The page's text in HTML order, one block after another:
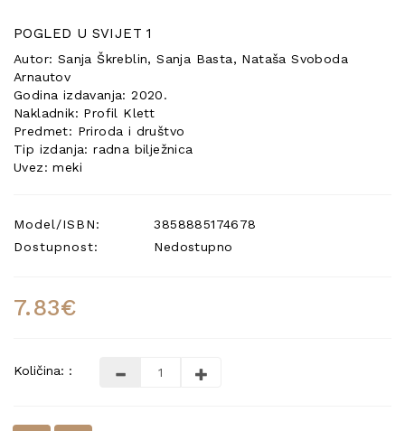
POGLED U SVIJET 1
Autor: Sanja Škreblin, Sanja Basta, Nataša Svoboda
Arnautov
Godina izdavanja: 2020.
Nakladnik: Profil Klett
Predmet: Priroda i društvo
Tip izdanja: radna bilježnica
Uvez: meki
Model/ISBN:
3858885174678
Dostupnost:
Nedostupno
7.83€
Količina: :